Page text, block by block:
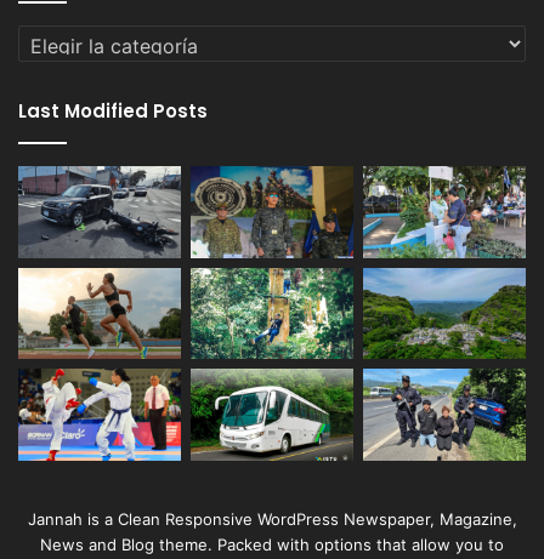
Categorías
Last Modified Posts
Jannah is a Clean Responsive WordPress Newspaper, Magazine,
News and Blog theme. Packed with options that allow you to